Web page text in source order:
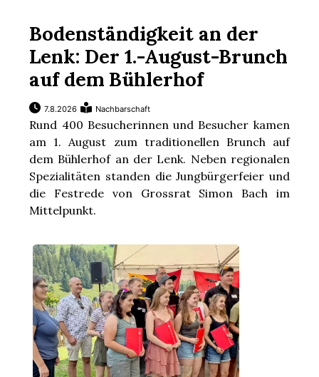
Bodenständigkeit an der
Lenk: Der 1.-August-Brunch
auf dem Bühlerhof
7.8.2026 Nachbarschaft
Rund 400 Besucherinnen und Besucher kamen
am 1. August zum traditionellen Brunch auf
dem Bühlerhof an der Lenk. Neben regionalen
Spezialitäten standen die Jungbürgerfeier und
die Festrede von Grossrat Simon Bach im
Mittelpunkt.